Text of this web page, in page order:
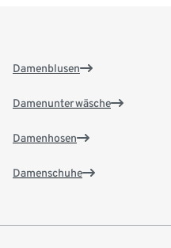
Damenblusen
Damenunterwäsche
Damenhosen
Damenschuhe